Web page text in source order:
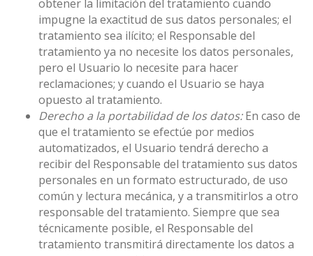
obtener la limitación del tratamiento cuando
impugne la exactitud de sus datos personales; el
tratamiento sea ilícito; el Responsable del
tratamiento ya no necesite los datos personales,
pero el Usuario lo necesite para hacer
reclamaciones; y cuando el Usuario se haya
opuesto al tratamiento.
Derecho a la portabilidad de los datos:En caso de
que el tratamiento se efectúe por medios
automatizados, el Usuario tendrá derecho a
recibir del Responsable del tratamiento sus datos
personales en un formato estructurado, de uso
común y lectura mecánica, y a transmitirlos a otro
responsable del tratamiento. Siempre que sea
técnicamente posible, el Responsable del
tratamiento transmitirá directamente los datos a